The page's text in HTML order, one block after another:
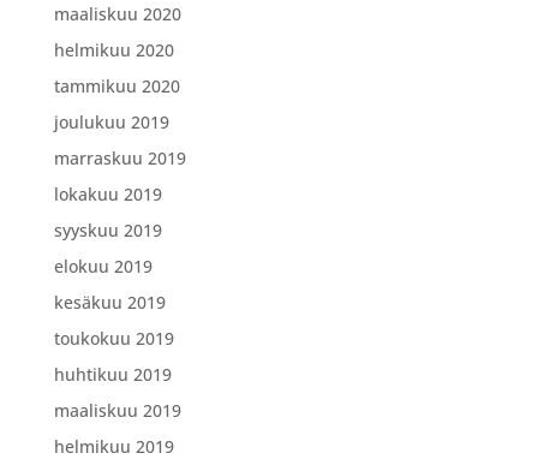
maaliskuu 2020
helmikuu 2020
tammikuu 2020
joulukuu 2019
marraskuu 2019
lokakuu 2019
syyskuu 2019
elokuu 2019
kesäkuu 2019
toukokuu 2019
huhtikuu 2019
maaliskuu 2019
helmikuu 2019